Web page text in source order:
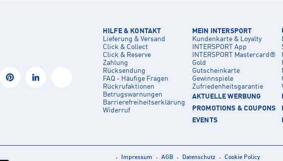
HILFE & KONTAKT
Lieferung & Versand
Click & Collect
Click & Reserve
Zahlung
Rücksendung
FAQ - Häufige Fragen
Rückrufaktionen
Betrugswarnungen
Barrierefreiheitserklärung
Widerruf
MEIN INTERSPORT
Kundenkarte & Loyalty
INTERSPORT App
INTERSPORT Mastercard®
Gold
Gutscheinkarte
Gewinnspiele
Zufriedenheitsgarantie
AKTUELLE WERBUNG
PROMOTIONS & COUPONS
EVENTS
Impressum AGB Datenschutz Cookie Policy